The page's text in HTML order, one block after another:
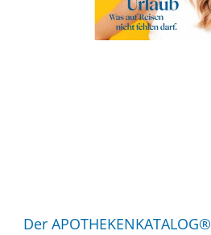
Der APOTHEKENKATALOG®